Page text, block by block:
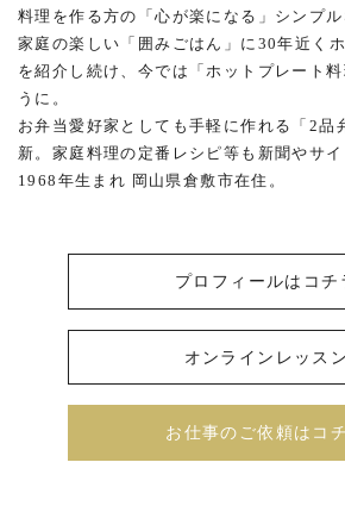
料理を作る方の「心が楽になる」シンプル
家庭の楽しい「囲みごはん」に30年近く
を紹介し続け、今では「ホットプレート
うに。
お弁当愛好家としても手軽に作れる「2品
新。家庭料理の定番レシピ等も新聞やサイ
1968年生まれ 岡山県倉敷市在住。
プロフィールはコチ
オンラインレッスン
お仕事のご依頼はコ